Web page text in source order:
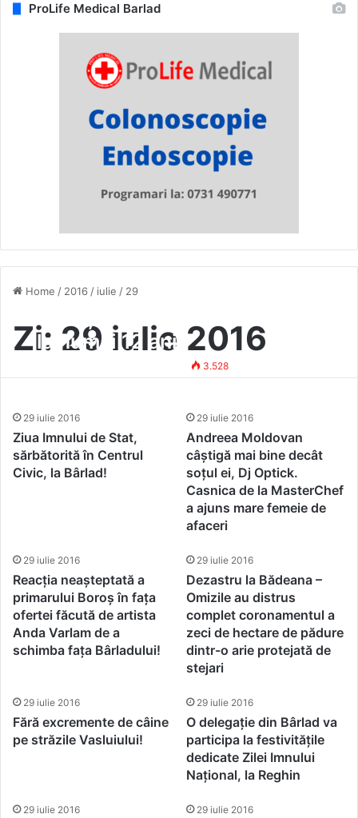
Home / 2016 / iulie / 29
Zi: 29 iulie 2016
la numai 12 ani!
3.528
29 iulie 2016
Ziua Imnului de Stat,
sărbătorită în Centrul
Civic, la Bârlad!
29 iulie 2016
Andreea Moldovan
câștigă mai bine decât
soțul ei, Dj Optick.
Casnica de la MasterChef
a ajuns mare femeie de
afaceri
29 iulie 2016
Reacția neașteptată a
primarului Boroș în fața
ofertei făcută de artista
Anda Varlam de a
schimba fața Bârladului!
29 iulie 2016
Dezastru la Bădeana –
Omizile au distrus
complet coronamentul a
zeci de hectare de pădure
dintr-o arie protejată de
stejari
29 iulie 2016
Fără excremente de câine
pe străzile Vasluiului!
29 iulie 2016
O delegație din Bârlad va
participa la festivitățile
dedicate Zilei Imnului
Național, la Reghin
29 iulie 2016 29 iulie 2016
ProLife Medical Barlad